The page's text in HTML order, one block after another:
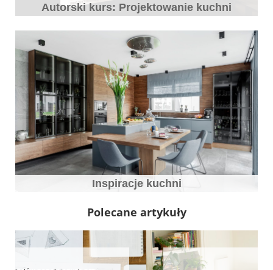
Autorski kurs: Projektowanie kuchni
Inspiracje kuchni
Polecane artykuły